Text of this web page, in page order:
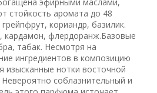
стойкость аромата до 48
кориандр, базилик.
кардамон, флердоранж.Базовые
табак. Несмотря на
ингредиентов в композицию
изысканные нотки восточной
соблазнительный и